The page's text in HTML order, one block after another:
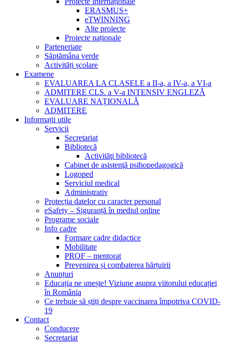
ERASMUS+
eTWINNING
Alte proiecte
Proiecte naționale
Parteneriate
Săptămâna verde
Activități școlare
Examene
EVALUAREA LA CLASELE a II-a, a IV-a, a VI-a
ADMITERE CLS. a V-a INTENSIV ENGLEZĂ
EVALUARE NAȚIONALĂ
ADMITERE
Informații utile
Servicii
Secretariat
Bibliotecă
Activităţi bibliotecă
Cabinet de asistenţă psihopedagogică
Logoped
Serviciul medical
Administrativ
Protecția datelor cu caracter personal
eSafety – Siguranță în mediul online
Programe sociale
Info cadre
Formare cadre didactice
Mobilitate
PROF – mentorat
Prevenirea și combaterea hărțuirii
Anunțuri
Educația ne unește! Viziune asupra viitorului educației
în România
Ce trebuie să știți despre vaccinarea împotriva COVID-
19
Contact
Conducere
Secretariat